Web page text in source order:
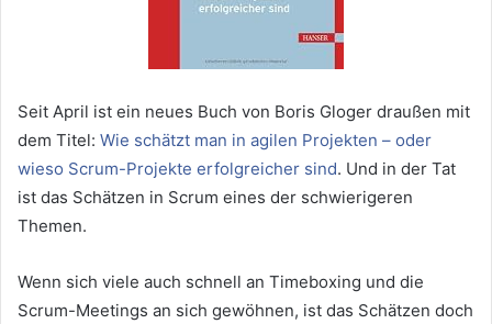
Seit April ist ein neues Buch von Boris Gloger draußen mit
dem Titel: Wie schätzt man in agilen Projekten – oder
wieso Scrum-Projekte erfolgreicher sind. Und in der Tat
ist das Schätzen in Scrum eines der schwierigeren
Themen.
Wenn sich viele auch schnell an Timeboxing und die
Scrum-Meetings an sich gewöhnen, ist das Schätzen doch